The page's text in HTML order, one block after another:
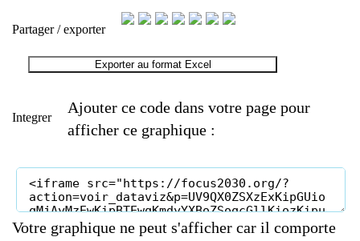
Partager / exporter
Exporter au format Excel
Integrer
Ajouter ce code dans votre page pour
afficher ce graphique :
Votre graphique ne peut s'afficher car il comporte